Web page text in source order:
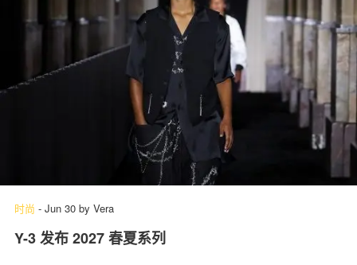
时尚 - Jun 30 by Vera
Y-3 发布 2027 春夏系列